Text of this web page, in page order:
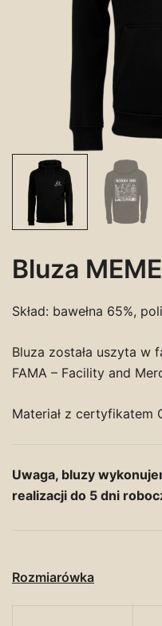
Bluza
Skład: bawełna 65%,
Bluza została uszyta w
FAMA – Facility and
Materiał z certyfikatem
Uwaga, bluzy
realizacji do 5 dni
Rozmiarówka